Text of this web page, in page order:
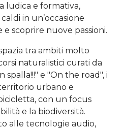
ludica e formativa,
in un’occasione
e scoprire nuove passioni.
tra ambiti molto
naturalistici curati da
spalla!!!" e "On the road", i
urbano e
con un focus
e la biodiversità.
alle tecnologie audio,